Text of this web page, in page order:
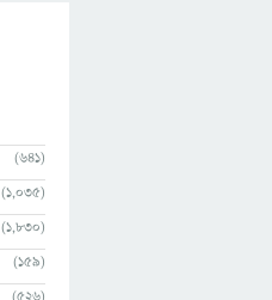
(641)
(1,035)
(1,830)
(159)